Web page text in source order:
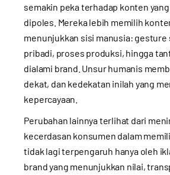
semakin peka terhadap konten
dipoles. Mereka lebih memilih
menunjukkan sisi manusia:
pribadi, proses produksi, hingga
dialami brand. Unsur humanis
dekat, dan kedekatan inilah yang
kepercayaan.
Perubahan lainnya terlihat dari
kecerdasan konsumen dalam
tidak lagi terpengaruh hanya oleh
brand yang menunjukkan nilai,